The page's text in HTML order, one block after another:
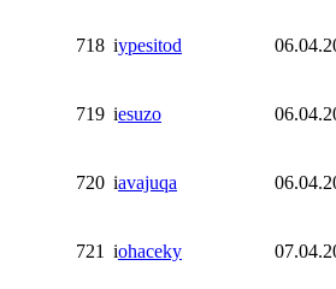
718 iypesitod
719 iesuzo
720 iavajuqa
721 iohaceky